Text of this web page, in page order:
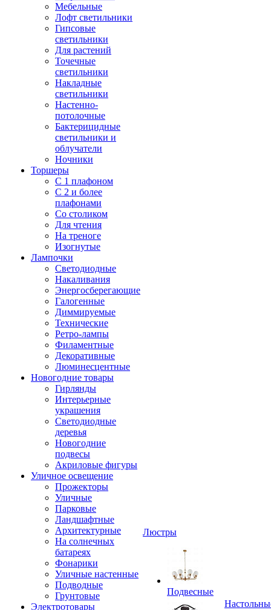
Мебельные
Лофт светильники
Гипсовые
светильники
Для растений
Точечные
светильники
Накладные
светильники
Настенно-
потолочные
Бактерицидные
светильники и
облучатели
Ночники
Торшеры
С 1 плафоном
С 2 и более
плафонами
Со столиком
Для чтения
На треноге
Изогнутые
Лампочки
Светодиодные
Накаливания
Энергосберегающие
Галогенные
Диммируемые
Технические
Ретро-лампы
Филаментные
Декоративные
Люминесцентные
Новогодние товары
Гирлянды
Интерьерные
украшения
Светодиодные
деревья
Новогодние
подвесы
Акриловые фигуры
Уличное освещение
Прожекторы
Уличные
Парковые
Ландшафтные
Архитектурные
На солнечных
батареях
Фонарики
Уличные настенные
Подводные
Грунтовые
Электротовары
Люстры
Подвесные